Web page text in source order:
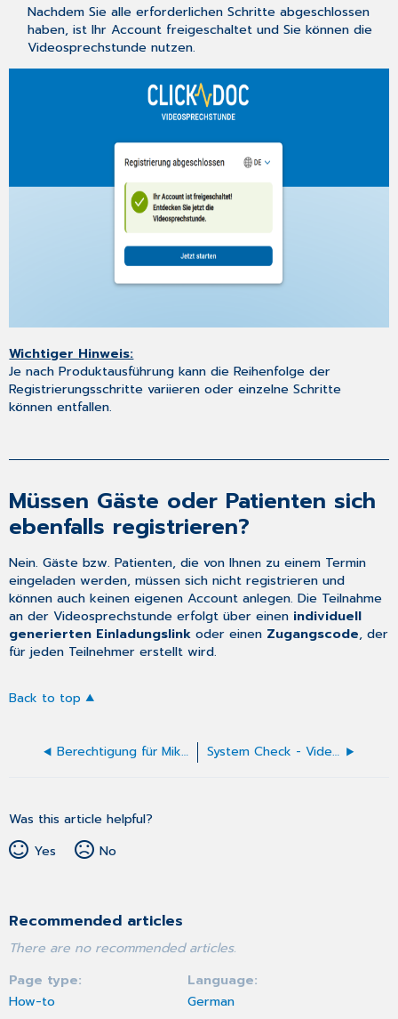
Nachdem Sie alle erforderlichen Schritte abgeschlossen
haben, ist Ihr Account freigeschaltet und Sie können die
Videosprechstunde nutzen.
Wichtiger Hinweis:
Je nach Produktausführung kann die Reihenfolge der
Registrierungsschritte variieren oder einzelne Schritte
können entfallen.
Müssen Gäste oder Patienten sich
ebenfalls registrieren?
Nein. Gäste bzw. Patienten, die von Ihnen zu einem Termin
eingeladen werden, müssen sich nicht registrieren und
können auch keinen eigenen Account anlegen. Die Teilnahme
an der Videosprechstunde erfolgt über einen individuell
generierten Einladungslink oder einen Zugangscode, der
für jeden Teilnehmer erstellt wird.
Back to top
Berechtigung für Mikrofon und Kamera erteilen - macOS System Check - VideoSprechstunde
Was this article helpful?
Yes
No
Recommended articles
There are no recommended articles.
Page type
How-to
Language
German